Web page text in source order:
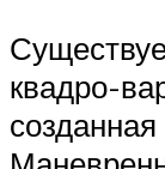
квадро-